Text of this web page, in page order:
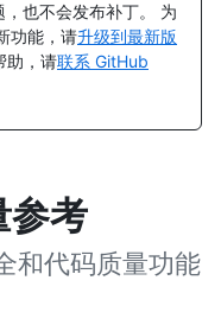
也不会发布补丁。 为
功能，请升级到最新版
助，请联系 GitHub
参考
和代码质量功能